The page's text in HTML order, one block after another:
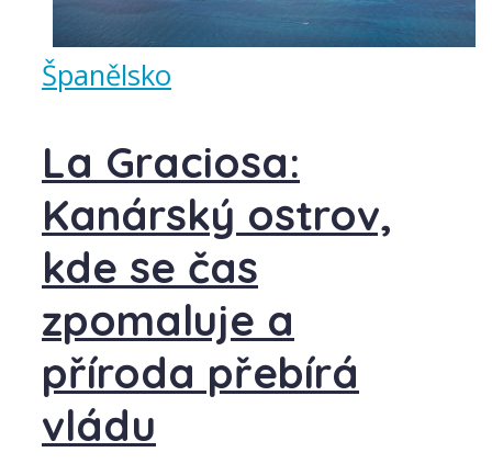
Španělsko
La Graciosa:
Kanárský ostrov,
kde se čas
zpomaluje a
příroda přebírá
vládu